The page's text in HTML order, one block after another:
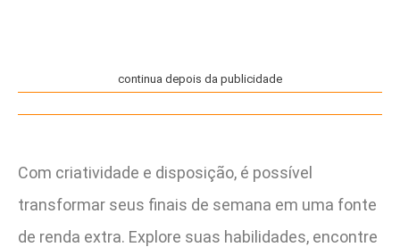
continua depois da publicidade
Com criatividade e disposição, é possível
transformar seus finais de semana em uma fonte
de renda extra. Explore suas habilidades, encontre